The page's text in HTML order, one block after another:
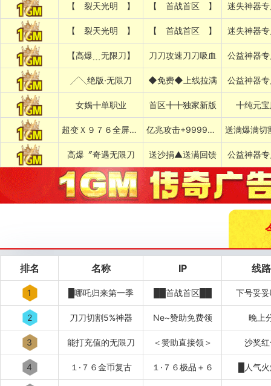
【 裂天光明 】 【 首战首区 】 迷失神器
【 裂天光明 】 【 首战首区 】 迷失神器
【高爆﹍无限刀】 刀刀攻速刀刀吸血 公益神器
╱╲绝版·无限刀 ◆免费◆上线拉满 公益神器
女娲╋单职业 首区╋╋独家新版 ╋纯元
超变Ｘ９７６全屏乱炸神技 亿兆攻击+999999%吸血专属
高爆〞奇遇无限刀 送沙捐▲送满回馈 公益神器
排名 名称 IP 线路
1 █哪吒归来第一季 ██首战首区██ 下号妥
2 刀刀切割5%神器 Ne~赞助免费领 晚上
3 能打充值的无限刀 ＜赞助直接领＞ 沙奖
4 １·７６金币复古 １·７６极品＋６ █人气